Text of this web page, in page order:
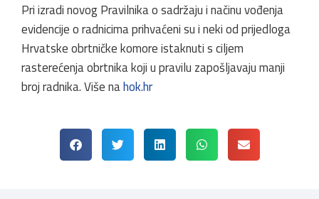
Pri izradi novog Pravilnika o sadržaju i načinu vođenja
evidencije o radnicima prihvaćeni su i neki od prijedloga
Hrvatske obrtničke komore istaknuti s ciljem
rasterećenja obrtnika koji u pravilu zapošljavaju manji
broj radnika. Više nahok.hr